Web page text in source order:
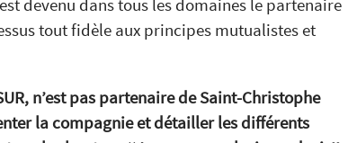
devenu dans tous les domaines le partenaire
tout fidèle aux principes mutualistes et
n’est pas partenaire de Saint-Christophe
la compagnie et détailler les différents